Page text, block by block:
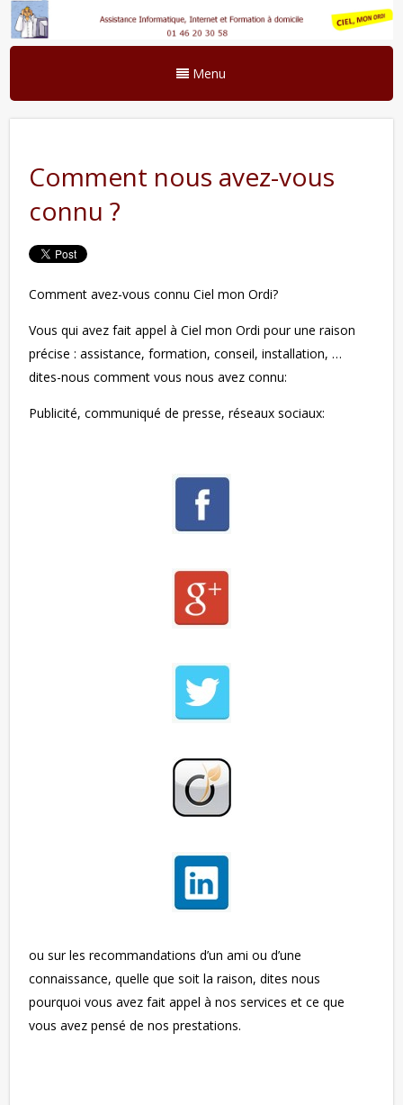
Menu
Comment nous avez-vous
connu ?
Comment avez-vous connu Ciel mon Ordi?
Vous qui avez fait appel à Ciel mon Ordi pour une raison
précise : assistance, formation, conseil, installation, …
dites-nous comment vous nous avez connu:
Publicité, communiqué de presse, réseaux sociaux:
ou sur les recommandations d’un ami ou d’une
connaissance, quelle que soit la raison, dites nous
pourquoi vous avez fait appel à nos services et ce que
vous avez pensé de nos prestations.